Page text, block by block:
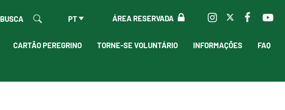
ÁREA RESERVADA
PT
BUSCA
CARTÃO PEREGRINO TORNE-SE VOLUNTÁRIO INFORMAÇÕES FAQ